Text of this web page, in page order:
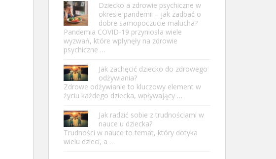
Dziecko a zdrowie psychiczne w
okresie pandemii – jak zadbać o
dobre samopoczucie malucha?
Pandemia COVID-19 przyniosła wiele
wyzwań, które wpłynęły na zdrowie
psychiczne …
Jak zachęcić dziecko do zdrowego
odżywiania?
Zdrowe odżywianie to kluczowy element w
życiu każdego dziecka, wpływający …
Jak radzić sobie z trudnościami w
nauce u dziecka?
Trudności w nauce to temat, który dotyka
wielu dzieci, a …